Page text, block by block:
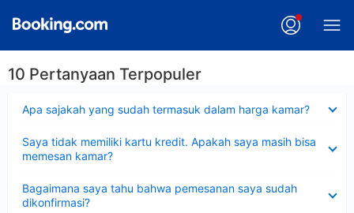
10 Pertanyaan Terpopuler
Apa sajakah yang sudah termasuk dalam harga kamar?
Saya tidak memiliki kartu kredit. Apakah saya masih bisa
memesan kamar?
Bagaimana saya tahu bahwa pemesanan saya sudah
dikonfirmasi?